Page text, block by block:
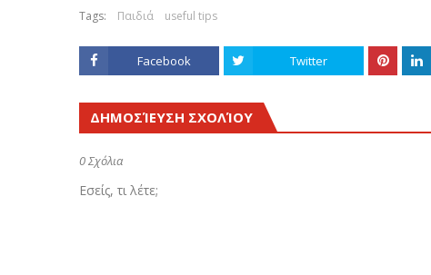
Tags: Παιδιά useful tips
Facebook Twitter
ΔΗΜΟΣΊΕΥΣΗ ΣΧΟΛΊΟΥ
0 Σχόλια
Εσείς, τι λέτε;